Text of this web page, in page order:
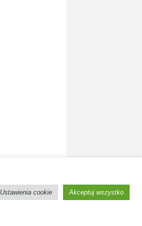
Ustawienia cookie Akceptuj wszystko